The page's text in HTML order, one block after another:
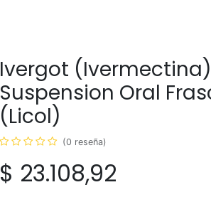
Ivergot (Ivermectina)
Suspension Oral
(Licol)
(0 reseña)
$ 23.108,92